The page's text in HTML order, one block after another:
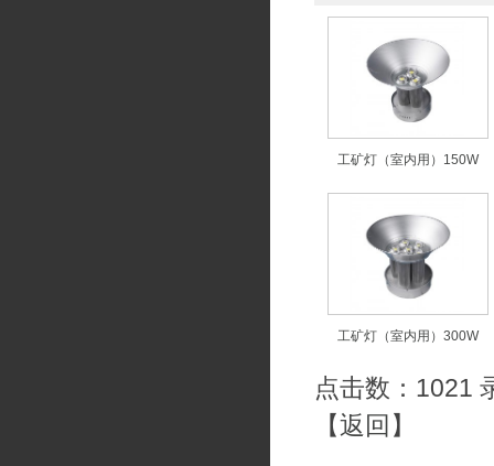
工矿灯（室内用）150W
工矿灯（室内用）300W
点击数：1021
【返回 】